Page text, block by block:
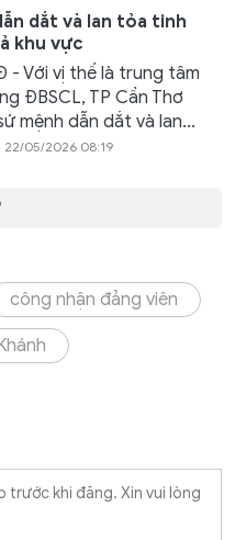
dắt và lan tỏa tinh
khu vực
- Với vị thế là trung tâm
ĐBSCL, TP Cần Thơ
mệnh dẫn dắt và lan...
22/05/2026 08:19
công nhận đảng viên